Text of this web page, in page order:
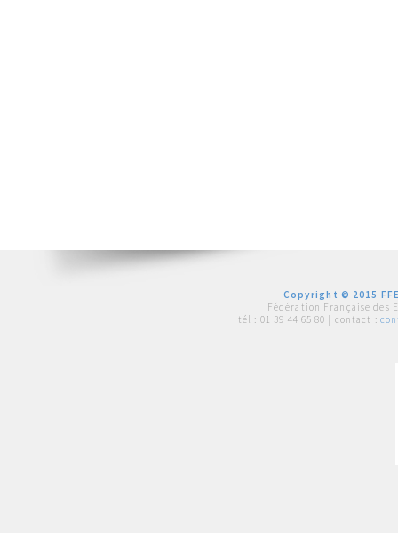
Copyright © 2015
Fédération Française des
tél : 01 39 44 65 80 | contact :